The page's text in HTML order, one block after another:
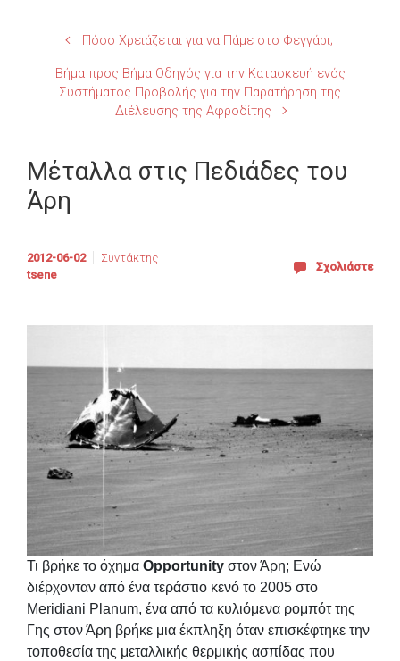
Πόσο Χρειάζεται για να Πάμε στο Φεγγάρι;
Βήμα προς Βήμα Οδηγός για την Κατασκευή ενός
Συστήματος Προβολής για την Παρατήρηση της
Διέλευσης της Αφροδίτης
Μέταλλα στις Πεδιάδες του
Άρη
2012-06-02
Συντάκτης
tsene
Σχολιάστε
Τι βρήκε το όχημα Opportunity στον Άρη; Ενώ
διέρχονταν από ένα τεράστιο κενό το 2005 στο
Meridiani Planum, ένα από τα κυλιόμενα ρομπότ της
Γης στον Άρη βρήκε μια έκπληξη όταν επισκέφτηκε την
τοποθεσία της μεταλλικής θερμικής ασπίδας που